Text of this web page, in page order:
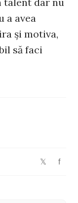
a avea
şi motiva,
să faci
𝕏 f